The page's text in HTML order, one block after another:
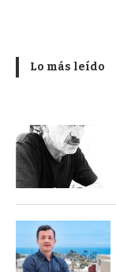
Lo más leído